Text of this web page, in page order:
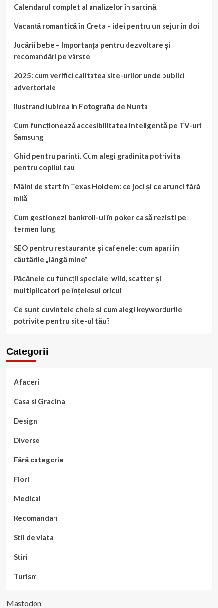
Calendarul complet al analizelor în sarcină
Vacanță romantică în Creta – idei pentru un sejur în doi
Jucării bebe – Importanța pentru dezvoltare și
recomandări pe vârste
2025: cum verifici calitatea site-urilor unde publici
advertoriale
Ilustrand Iubirea in Fotografia de Nunta
Cum funcționează accesibilitatea inteligentă pe TV-uri
Samsung
Ghid pentru parinti. Cum alegi gradinita potrivita
pentru copilul tau
Mâini de start în Texas Hold’em: ce joci și ce arunci fără
milă
Cum gestionezi bankroll-ul în poker ca să reziști pe
termen lung
SEO pentru restaurante și cafenele: cum apari în
căutările „lângă mine”
Păcănele cu funcții speciale: wild, scatter și
multiplicatori pe înțelesul oricui
Ce sunt cuvintele cheie și cum alegi keywordurile
potrivite pentru site-ul tău?
Categorii
Afaceri
Casa si Gradina
Design
Diverse
Fără categorie
Flori
Medical
Recomandari
Stil de viata
Stiri
Turism
Mastodon